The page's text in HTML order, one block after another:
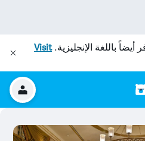
أيضاً باللغة الإنجليزية.Visit